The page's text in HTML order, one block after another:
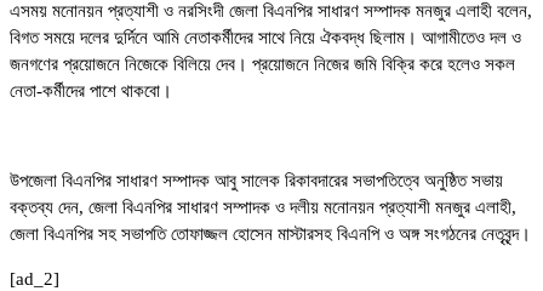
এসময় মনোনয়ন প্রত্যাশী ও নরসিংদী জেলা বিএনপির সাধারণ সম্পাদক মনজুর এলাহী বলেন,
বিগত সময়ে দলের দুর্দিনে আমি নেতাকর্মীদের সাথে নিয়ে ঐকবদ্ধ ছিলাম। আগামীতেও দল ও
জনগণের প্রয়োজনে নিজেকে বিলিয়ে দেব। প্রয়োজনে নিজের জমি বিক্রি করে হলেও সকল
নেতা-কর্মীদের পাশে থাকবো।
উপজেলা বিএনপির সাধারণ সম্পাদক আবু সালেক রিকাবদারের সভাপতিত্বে অনুষ্ঠিত সভায়
বক্তব্য দেন, জেলা বিএনপির সাধারণ সম্পাদক ও দলীয় মনোনয়ন প্রত্যাশী মনজুর এলাহী,
জেলা বিএনপির সহ সভাপতি তোফাজ্জল হোসেন মাস্টারসহ বিএনপি ও অঙ্গ সংগঠনের নেতৃবৃন্দ।
[ad_2]